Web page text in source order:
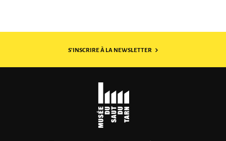
S'INSCRIRE À LA NEWSLETTER